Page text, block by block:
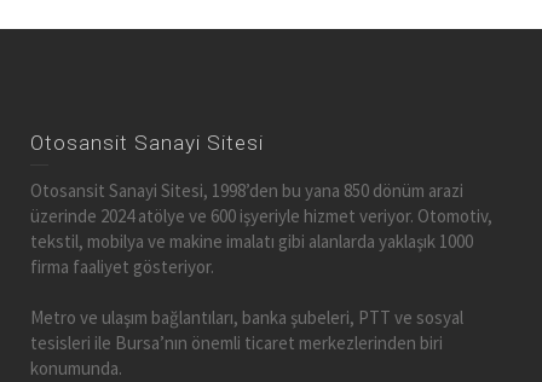
Otosansit Sanayi Sitesi
Otosansit Sanayi Sitesi, 1998’den bu yana 850 dönüm arazi
üzerinde 2024 atölye ve 600 işyeriyle hizmet veriyor. Otomotiv,
tekstil, mobilya ve makine imalatı gibi alanlarda yaklaşık 1000
firma faaliyet gösteriyor.
Metro ve ulaşım bağlantıları, banka şubeleri, PTT ve sosyal
tesisleri ile Bursa’nın önemli ticaret merkezlerinden biri
konumunda.